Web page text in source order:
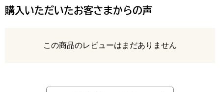
購入いただいたお客さまからの声
レビュー
この商品のレビューはまだありません